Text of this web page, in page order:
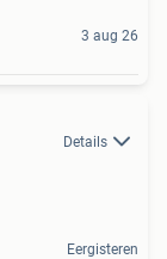
3 aug 26
Details
Eergisteren